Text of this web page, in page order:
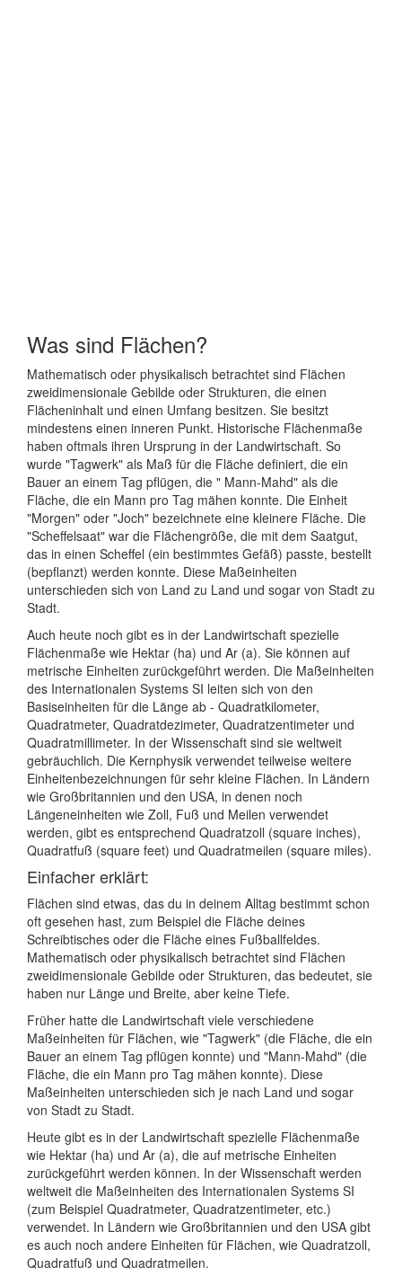
Was sind Flächen?
Mathematisch oder physikalisch betrachtet sind Flächen
zweidimensionale Gebilde oder Strukturen, die einen
Flächeninhalt und einen Umfang besitzen. Sie besitzt
mindestens einen inneren Punkt. Historische Flächenmaße
haben oftmals ihren Ursprung in der Landwirtschaft. So
wurde "Tagwerk" als Maß für die Fläche definiert, die ein
Bauer an einem Tag pflügen, die " Mann-Mahd" als die
Fläche, die ein Mann pro Tag mähen konnte. Die Einheit
"Morgen" oder "Joch" bezeichnete eine kleinere Fläche. Die
"Scheffelsaat" war die Flächengröße, die mit dem Saatgut,
das in einen Scheffel (ein bestimmtes Gefäß) passte, bestellt
(bepflanzt) werden konnte. Diese Maßeinheiten
unterschieden sich von Land zu Land und sogar von Stadt zu
Stadt.
Auch heute noch gibt es in der Landwirtschaft spezielle
Flächenmaße wie Hektar (ha) und Ar (a). Sie können auf
metrische Einheiten zurückgeführt werden. Die Maßeinheiten
des Internationalen Systems SI leiten sich von den
Basiseinheiten für die Länge ab - Quadratkilometer,
Quadratmeter, Quadratdezimeter, Quadratzentimeter und
Quadratmillimeter. In der Wissenschaft sind sie weltweit
gebräuchlich. Die Kernphysik verwendet teilweise weitere
Einheitenbezeichnungen für sehr kleine Flächen. In Ländern
wie Großbritannien und den USA, in denen noch
Längeneinheiten wie Zoll, Fuß und Meilen verwendet
werden, gibt es entsprechend Quadratzoll (square inches),
Quadratfuß (square feet) und Quadratmeilen (square miles).
Einfacher erklärt:
Flächen sind etwas, das du in deinem Alltag bestimmt schon
oft gesehen hast, zum Beispiel die Fläche deines
Schreibtisches oder die Fläche eines Fußballfeldes.
Mathematisch oder physikalisch betrachtet sind Flächen
zweidimensionale Gebilde oder Strukturen, das bedeutet, sie
haben nur Länge und Breite, aber keine Tiefe.
Früher hatte die Landwirtschaft viele verschiedene
Maßeinheiten für Flächen, wie "Tagwerk" (die Fläche, die ein
Bauer an einem Tag pflügen konnte) und "Mann-Mahd" (die
Fläche, die ein Mann pro Tag mähen konnte). Diese
Maßeinheiten unterschieden sich je nach Land und sogar
von Stadt zu Stadt.
Heute gibt es in der Landwirtschaft spezielle Flächenmaße
wie Hektar (ha) und Ar (a), die auf metrische Einheiten
zurückgeführt werden können. In der Wissenschaft werden
weltweit die Maßeinheiten des Internationalen Systems SI
(zum Beispiel Quadratmeter, Quadratzentimeter, etc.)
verwendet. In Ländern wie Großbritannien und den USA gibt
es auch noch andere Einheiten für Flächen, wie Quadratzoll,
Quadratfuß und Quadratmeilen.